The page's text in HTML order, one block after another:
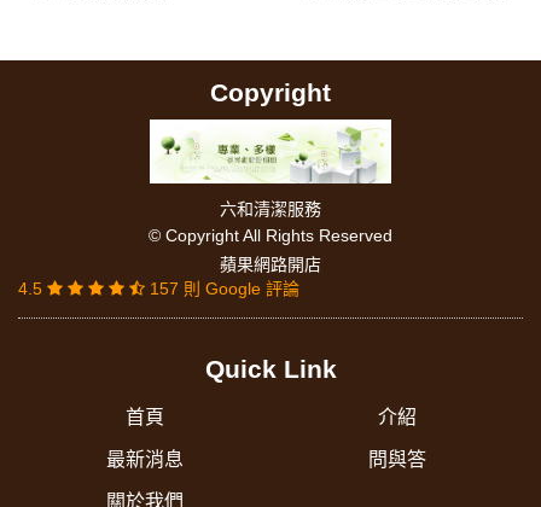
Copyright
六和清潔服務
© Copyright All Rights Reserved
蘋果網路開店
4.5
157 則 Google 評論
Quick Link
首頁 介紹
最新消息 問與答
關於我們